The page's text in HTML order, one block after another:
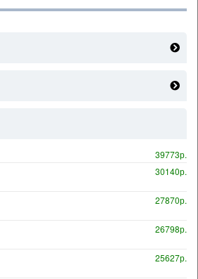
39773р.
30140р.
27870р.
26798р.
25627р.